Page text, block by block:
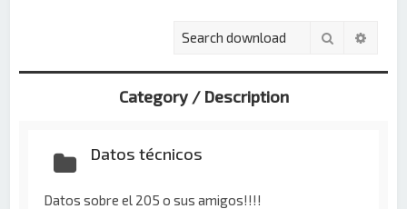
Buscar
Category / Description
Datos técnicos
Datos sobre el 205 o sus amigos!!!!